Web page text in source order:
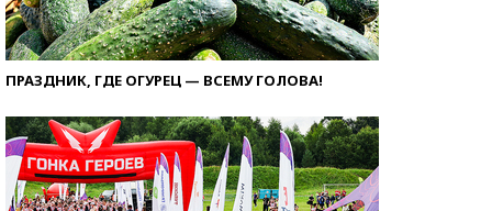
ПРАЗДНИК, ГДЕ ОГУРЕЦ — ВСЕМУ ГОЛОВА!